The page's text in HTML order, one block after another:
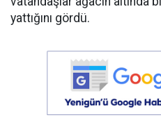
yattığını gördü.